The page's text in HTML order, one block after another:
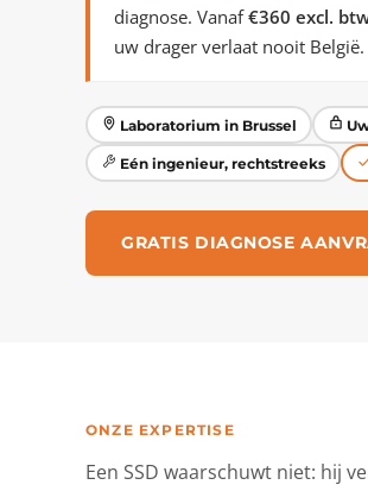
diagnose. Vanaf€360 excl.
uw drager verlaat nooit België.
Laboratorium in Brussel
Eén ingenieur, rechtstreeks
GRATIS DIAGNOSE
ONZE EXPERTISE
Een SSD waarschuwt niet: hij